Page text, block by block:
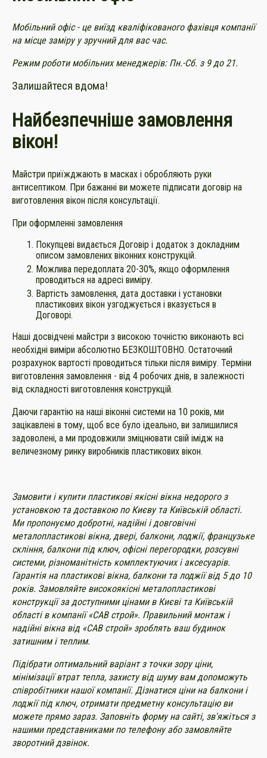
Мобільний офіс - це виїзд кваліфікованого фахівця компанії
на місце заміру у зручний для вас час.
Режим роботи мобільних менеджерів: Пн.-Сб. з 9 до 21.
Залишайтеся вдома!
Найбезпечніше замовлення
вікон!
Майстри приїжджають в масках і обробляють руки
антисептиком. При бажанні ви можете підписати договір на
виготовлення вікон після консультації.
При оформленні замовлення
Покупцеві видається Договір і додаток з докладним
описом замовлених віконних конструкцій.
Можлива передоплата 20-30%, якщо оформлення
проводиться на адресі виміру.
Вартість замовлення, дата доставки і установки
пластикових вікон узгоджується і вказується в
Договорі.
Наші досвідчені майстри з високою точністю виконають всі
необхідні виміри абсолютно БЕЗКОШТОВНО. Остаточний
розрахунок вартості проводиться тільки після виміру. Терміни
виготовлення замовлення - від 4 робочих днів, в залежності
від складності виготовлення конструкцій.
Даючи гарантію на наші віконні системи на 10 років, ми
зацікавлені в тому, щоб все було ідеально, ви залишилися
задоволені, а ми продовжили зміцнювати свій імідж на
величезному ринку виробників пластикових вікон.
Замовити і купити пластикові якісні вікна недорого з
установкою та доставкою по Києву та Київській області.
Ми пропонуємо добротні, надійні і довговічні
металопластикові вікна, двері, балкони, лоджії, французьке
скління, балкони під ключ, офісні перегородки, розсувні
системи, різноманітність комплектуючих і аксесуарів.
Гарантія на пластикові вікна, балкони та лоджії від 5 до 10
років. Замовляйте високоякісні металопластикові
конструкції за доступними цінами в Києві та Київській
області в компанії «САВ строй». Правильний монтаж і
надійні вікна від «САВ строй» зроблять ваш будинок
затишним і теплим.
Підібрати оптимальний варіант з точки зору ціни,
мінімізації втрат тепла, захисту від шуму вам допоможуть
співробітники нашої компанії. Дізнатися ціни на балкони і
лоджії під ключ, отримати предметну консультацію ви
можете прямо зараз. Заповніть форму на сайті, зв'яжіться з
нашими представниками по телефону або замовляйте
зворотний дзвінок.